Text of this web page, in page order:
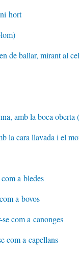
hort
de ballar, mirant al
amb la boca oberta
la cara llavada i el
a bledes
a bovos
com a canonges
com a capellans